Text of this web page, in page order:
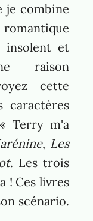
je combine
insolent et
raison
cette
caractères
Terry m'a
, Les
. Les trois
! Ces livres
scénario.